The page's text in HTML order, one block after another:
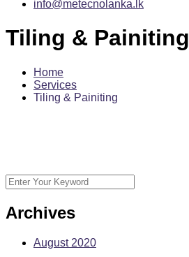
info@metecnolanka.lk
Tiling & Painiting
Home
Services
Tiling & Painiting
Archives
August 2020